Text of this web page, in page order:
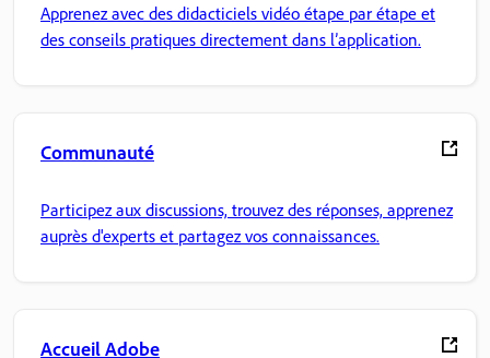
Apprenez avec des didacticiels vidéo étape par étape et
des conseils pratiques directement dans l’application.
Communauté
Participez aux discussions, trouvez des réponses, apprenez
auprès d'experts et partagez vos connaissances.
Accueil Adobe